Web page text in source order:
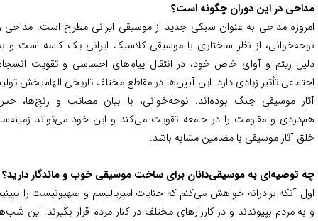
در این دوران چگونه است؟
مداحی به عنوان سبکی جدید از موسیقی ایرانی مطرح است. مداحی و
از نظر ساختاری با موسیقی کلاسیک ایرانی یک کاسه است و به
ریتم و آوای خاص خود، در انتقال پیام‌های احساسی و تقویت انسجام
تأثیر زیادی دارد. این آیین‌ها در مقاطع مختلف تاریخی الهام‌بخش تولید
موسیقی جنگ بوده‌اند. نوحه‌خوانی، با بیان مصائب و رنج‌ها، حس
و مقاومت را در جامعه تقویت می‌کند و این خود می‌تواند زمینه‌ساز
آثار موسیقی با مضامین مشابه باشد.
توصیه‌ای به موسیقی‌دانان برای ساخت موسیقی خوب و ماندگار دارید؟
آنکه برادرانه خواهش می‌کنم که جنایات امپریالیسم و صهیونیست را ببینید
مردم بپیوندند و در کارزارهای مختلف در کنار مردم قرار بگیرند. این شب‌ها